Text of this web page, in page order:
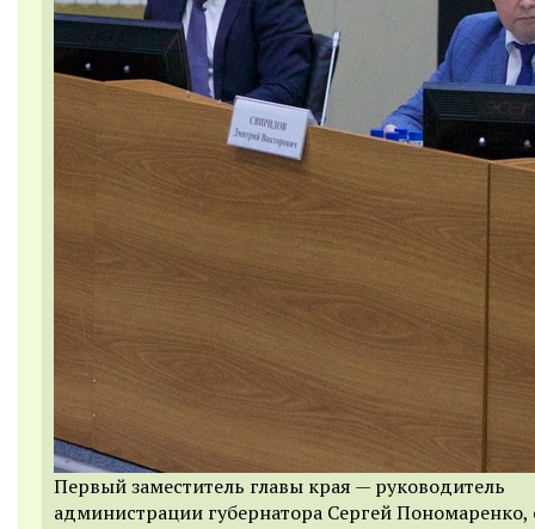
Первый заместитель главы края — руководитель
администрации губернатора Сергей Пономаренко,